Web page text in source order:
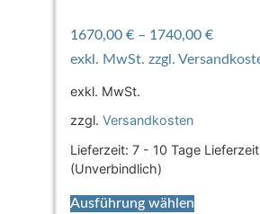
1670,00 €– 1740,00 €
exkl. MwSt.
zzgl. Versandkosten
Lieferzeit: 7 - 10 Tage Lieferzeit
(Unverbindlich)
Ausführung wählen